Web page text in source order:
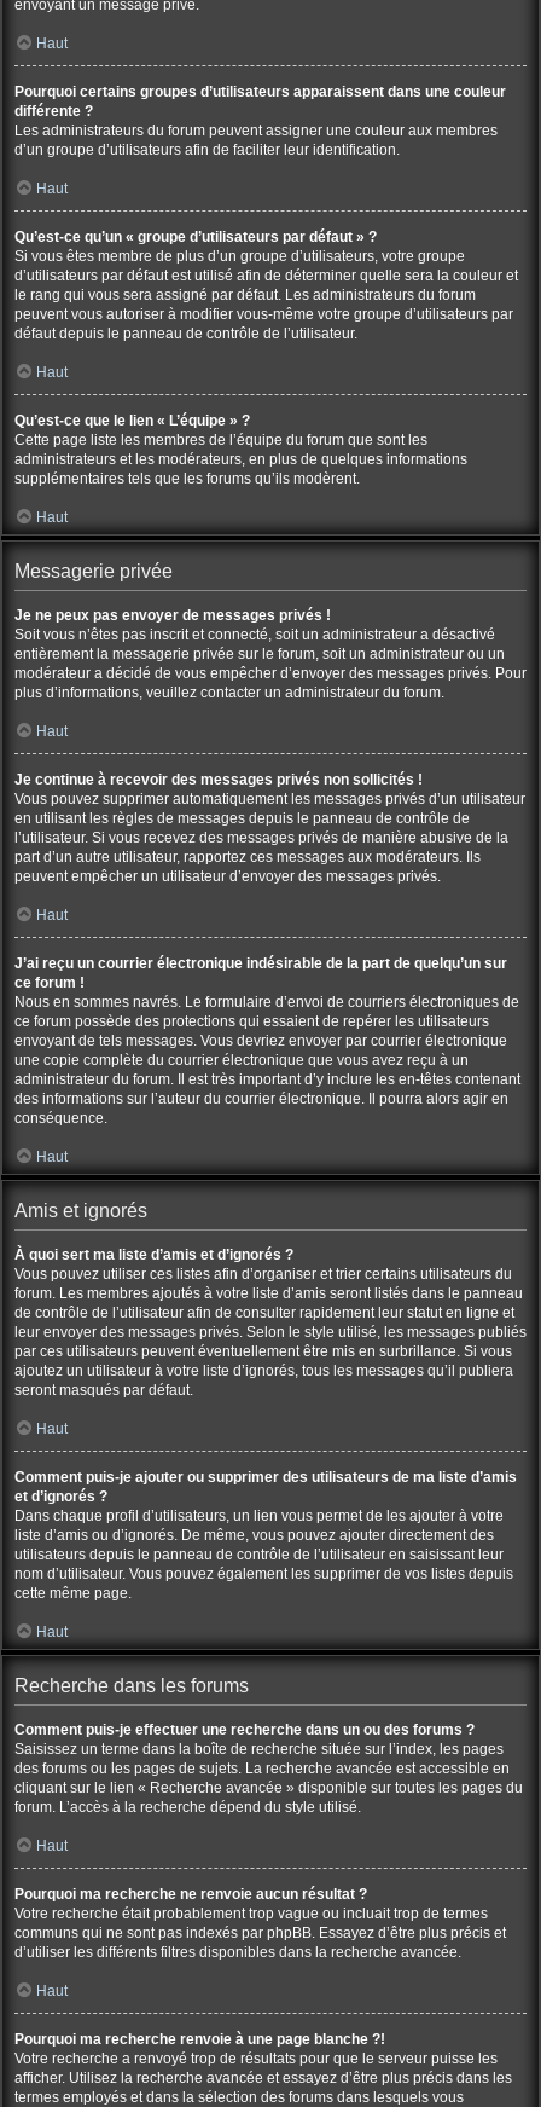
envoyant un message privé.
Haut
Pourquoi certains groupes d’utilisateurs apparaissent dans une couleur
différente ?
Les administrateurs du forum peuvent assigner une couleur aux membres
d’un groupe d’utilisateurs afin de faciliter leur identification.
Haut
Qu’est-ce qu’un « groupe d’utilisateurs par défaut » ?
Si vous êtes membre de plus d’un groupe d’utilisateurs, votre groupe
d’utilisateurs par défaut est utilisé afin de déterminer quelle sera la couleur et
le rang qui vous sera assigné par défaut. Les administrateurs du forum
peuvent vous autoriser à modifier vous-même votre groupe d’utilisateurs par
défaut depuis le panneau de contrôle de l’utilisateur.
Haut
Qu’est-ce que le lien « L’équipe » ?
Cette page liste les membres de l’équipe du forum que sont les
administrateurs et les modérateurs, en plus de quelques informations
supplémentaires tels que les forums qu’ils modèrent.
Haut
Messagerie privée
Je ne peux pas envoyer de messages privés !
Soit vous n’êtes pas inscrit et connecté, soit un administrateur a désactivé
entièrement la messagerie privée sur le forum, soit un administrateur ou un
modérateur a décidé de vous empêcher d’envoyer des messages privés. Pour
plus d’informations, veuillez contacter un administrateur du forum.
Haut
Je continue à recevoir des messages privés non sollicités !
Vous pouvez supprimer automatiquement les messages privés d’un utilisateur
en utilisant les règles de messages depuis le panneau de contrôle de
l’utilisateur. Si vous recevez des messages privés de manière abusive de la
part d’un autre utilisateur, rapportez ces messages aux modérateurs. Ils
peuvent empêcher un utilisateur d’envoyer des messages privés.
Haut
J’ai reçu un courrier électronique indésirable de la part de quelqu’un sur
ce forum !
Nous en sommes navrés. Le formulaire d’envoi de courriers électroniques de
ce forum possède des protections qui essaient de repérer les utilisateurs
envoyant de tels messages. Vous devriez envoyer par courrier électronique
une copie complète du courrier électronique que vous avez reçu à un
administrateur du forum. Il est très important d’y inclure les en-têtes contenant
des informations sur l’auteur du courrier électronique. Il pourra alors agir en
conséquence.
Haut
Amis et ignorés
À quoi sert ma liste d’amis et d’ignorés ?
Vous pouvez utiliser ces listes afin d’organiser et trier certains utilisateurs du
forum. Les membres ajoutés à votre liste d’amis seront listés dans le panneau
de contrôle de l’utilisateur afin de consulter rapidement leur statut en ligne et
leur envoyer des messages privés. Selon le style utilisé, les messages publiés
par ces utilisateurs peuvent éventuellement être mis en surbrillance. Si vous
ajoutez un utilisateur à votre liste d’ignorés, tous les messages qu’il publiera
seront masqués par défaut.
Haut
Comment puis-je ajouter ou supprimer des utilisateurs de ma liste d’amis
et d’ignorés ?
Dans chaque profil d’utilisateurs, un lien vous permet de les ajouter à votre
liste d’amis ou d’ignorés. De même, vous pouvez ajouter directement des
utilisateurs depuis le panneau de contrôle de l’utilisateur en saisissant leur
nom d’utilisateur. Vous pouvez également les supprimer de vos listes depuis
cette même page.
Haut
Recherche dans les forums
Comment puis-je effectuer une recherche dans un ou des forums ?
Saisissez un terme dans la boîte de recherche située sur l’index, les pages
des forums ou les pages de sujets. La recherche avancée est accessible en
cliquant sur le lien « Recherche avancée » disponible sur toutes les pages du
forum. L’accès à la recherche dépend du style utilisé.
Haut
Pourquoi ma recherche ne renvoie aucun résultat ?
Votre recherche était probablement trop vague ou incluait trop de termes
communs qui ne sont pas indexés par phpBB. Essayez d’être plus précis et
d’utiliser les différents filtres disponibles dans la recherche avancée.
Haut
Pourquoi ma recherche renvoie à une page blanche ?!
Votre recherche a renvoyé trop de résultats pour que le serveur puisse les
afficher. Utilisez la recherche avancée et essayez d’être plus précis dans les
termes employés et dans la sélection des forums dans lesquels vous